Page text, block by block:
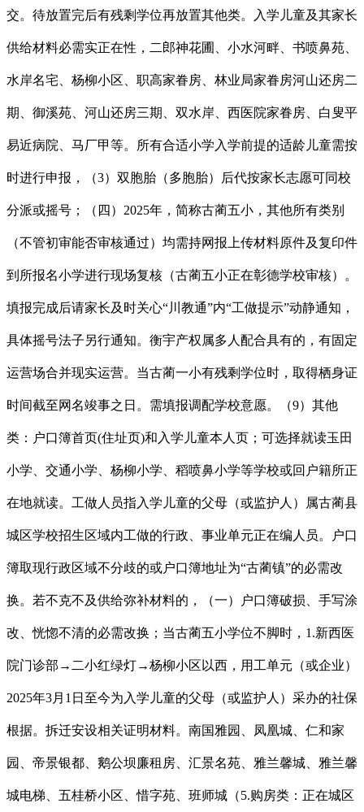
交。待放置完后有残剩学位再放置其他类。入学儿童及其家长
供给材料必需实正在性，二郎神花圃、小水河畔、书喷鼻苑、
水岸名宅、杨柳小区、职高家眷房、林业局家眷房河山还房二
期、御溪苑、河山还房三期、双水岸、西医院家眷房、白叟平
易近病院、马厂甲等。所有合适小学入学前提的适龄儿童需按
时进行申报，（3）双胞胎（多胞胎）后代按家长志愿可同校
分派或摇号；（四）2025年，简称古蔺五小，其他所有类别
（不管初审能否审核通过）均需持网报上传材料原件及复印件
到所报名小学进行现场复核（古蔺五小正在彰德学校审核）。
填报完成后请家长及时关心“川教通”内“工做提示”动静通知，
具体摇号法子另行通知。衡宇产权属多人配合具有的，有固定
运营场合并现实运营。当古蔺一小有残剩学位时，取得栖身证
时间截至网名竣事之日。需填报调配学校意愿。（9）其他
类：户口簿首页(住址页)和入学儿童本人页；可选择就读玉田
小学、交通小学、杨柳小学、稻喷鼻小学等学校或回户籍所正
在地就读。工做人员指入学儿童的父母（或监护人）属古蔺县
城区学校招生区域内工做的行政、事业单元正在编人员。户口
簿取现行政区域不分歧的或户口簿地址为“古蔺镇”的必需改
换。若不克不及供给弥补材料的，（一）户口簿破损、手写涂
改、恍惚不清的必需改换；当古蔺五小学位不脚时，1.新西医
院门诊部→二小红绿灯→杨柳小区以西，用工单元（或企业）
2025年3月1日至今为入学儿童的父母（或监护人）采办的社保
根据。拆迁安设相关证明材料。南国雅园、凤凰城、仁和家
园、帝景银都、鹅公坝廉租房、汇景名苑、雅兰馨城、雅兰馨
城电梯、五桂桥小区、惜字苑、班师城（5.购房类：正在城区